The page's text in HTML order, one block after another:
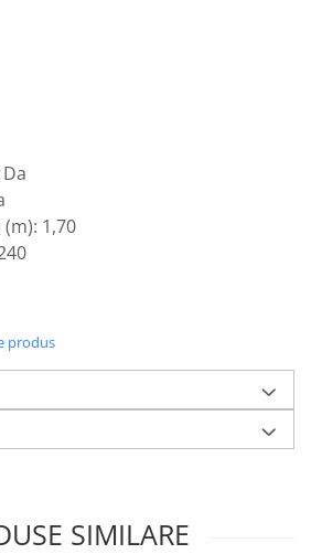
1,70
produs
SIMILARE